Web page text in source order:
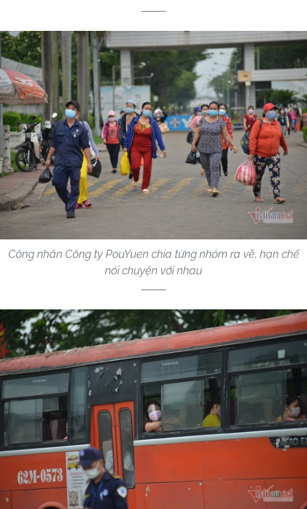
Công nhân Công ty PouYuen chia từng nhóm ra về, hạn chế
nói chuyện với nhau